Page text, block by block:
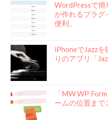
WordPressで簡
が作れるプラグ
便利。
iPhoneでJazz
りのアプリ「
「MW WP
ームの位置まで